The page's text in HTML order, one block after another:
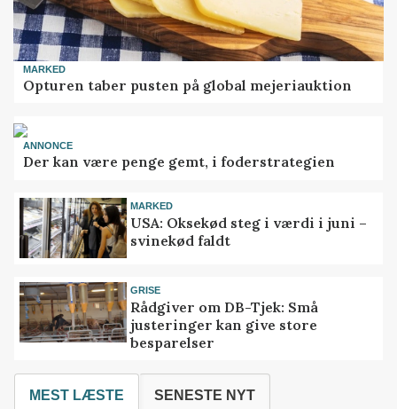
MARKED
Opturen taber pusten på global mejeriauktion
ANNONCE
Der kan være penge gemt, i foderstrategien
MARKED
USA: Oksekød steg i værdi i juni –
svinekød faldt
GRISE
Rådgiver om DB-Tjek: Små
justeringer kan give store
besparelser
MEST LÆSTE SENESTE NYT